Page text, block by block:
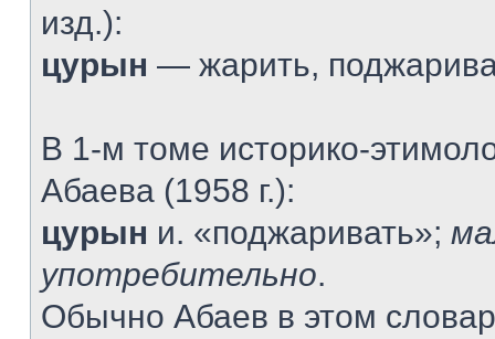
изд.):
цурын — жарить,
В 1-м томе историко-
Абаева (1958 г.):
цурын и. «поджаривать»;
употребительно.
Обычно Абаев в этом